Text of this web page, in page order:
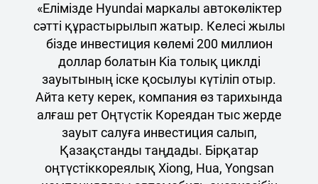
«Елімізде Hyundai маркалы автокөліктер
сәтті құрастырылып жатыр. Келесі жылы
бізде инвестиция көлемі 200 миллион
доллар болатын Kia толық циклді
зауытының іске қосылуы күтіліп отыр.
Айта кету керек, компания өз тарихында
алғаш рет Оңтүстік Кореядан тыс жерде
зауыт салуға инвестиция салып,
Қазақстанды таңдады. Бірқатар
оңтүстіккореялық Xiong, Hua, Yongsan